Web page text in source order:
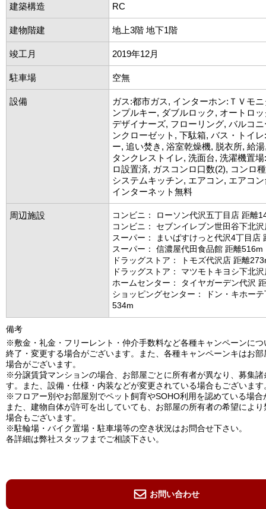
建築構造 RC
建物階建 地上3階 地下1階
竣工月 2019年12月
駐車場 空無
設備
ガス:都市ガス, インターホン:ＴＶモ
ンプルキー, ダブルロック, オートロ
デザイナーズ, フローリング, バルコ
ンクローゼット, 下駄箱, バス・トイ
ー, 追い焚き, 浴室乾燥機, 脱衣所, 給
タンクレストイレ, 洗面台, 洗濯機置
ロ設置済, ガスコンロ口数(2), コンロ
システムキッチン, エアコン, エアコ
インターネット無料
周辺施設
コンビニ： ローソン代沢五丁目店 距離
コンビニ： セブンイレブン世田谷下北
スーパー： まいばすけっと代沢4丁目店
スーパー： 信濃屋代田食品館 距離516m
ドラッグストア： トモズ代沢店 距離
ドラッグストア： マツモトキヨシ下北
ホームセンター： タイヤガーデン代沢
ショッピングセンター： ドン・キホー
534m
備考
※敷金・礼金・フリーレント・仲介手数料など各種キャンペーンにつ
終了・変更する場合がございます。また、各種キャンペーンキはお
場合がございます。
※分譲賃貸マンションの場合、お部屋ごとに所有者が異なり、募集諸
す。また、設備・仕様・内装などが変更されている場合もございます
※フロアー別やお部屋別でペット飼育やSOHO利用を認めている場合
また、建物自体が許可を出していても、お部屋の所有者の希望によ
場合もございます。
※駐輪場・バイク置場・駐車場等の空き状況はお問合せ下さい。
各詳細は弊社スタッフまでご相談下さい。
お問い合わせ